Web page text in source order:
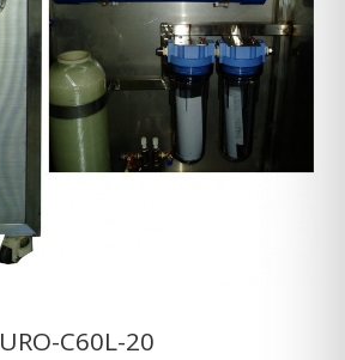
URO-C60L-20